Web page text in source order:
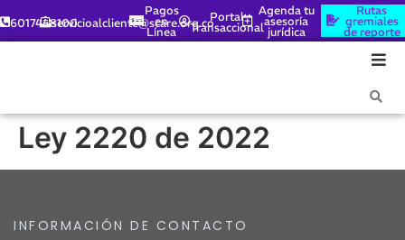
6017448100servicioalcliente@scare.org.co
Pagos
en
Línea
Portal
Transaccional
Agenda tu
asesoría
jurídica
Rutas
gremiales
de reporte
Ley 2220 de 2022
INFORMACIÓN DE CONTACTO